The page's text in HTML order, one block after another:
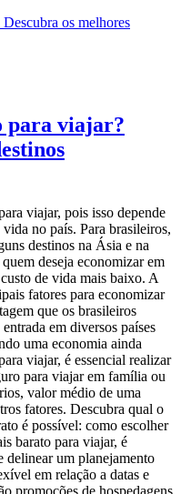
para viajar?
viajar, pois isso depende
no país. Para brasileiros,
destinos na Ásia e na
deseja economizar em
de vida mais baixo. A
fatores para economizar
que os brasileiros
em diversos países
uma economia ainda
viajar, é essencial realizar
para viajar em família ou
valor médio de uma
fatores. Descubra qual o
é possível: como escolher
barato para viajar, é
delinear um planejamento
em relação a datas e
promoções de hospedagens